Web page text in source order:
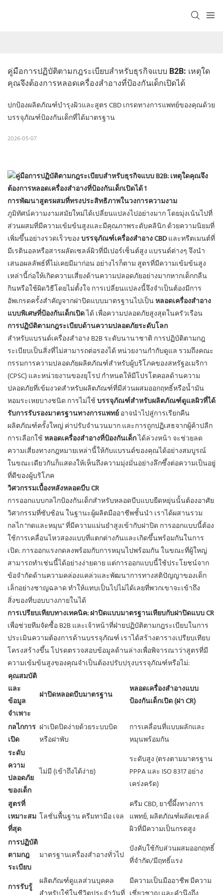
คู่มือการปฏิบัติตามกฎระเบียบสำหรับธุรกิจแบบ B2B: เหตุใด
คุณจึงต้องการหลอดเครื่องสำอางที่ป้องกันเด็กเปิดได้
ปกป้องผลิตภัณฑ์บำรุงผิวและสูตร CBD เกรดทางการแพทย์ของคุณด้วย
บรรจุภัณฑ์ป้องกันเด็กที่ได้มาตรฐาน
2026-05-07
การพัฒนาสูตรผสมที่ทรงประสิทธิภาพในวงการความงาม
ภูมิทัศน์ความงามสมัยใหม่ได้เปลี่ยนแปลงไปอย่างมาก โดยมุ่งเน้นไปที่
ส่วนผสมที่มีความเข้มข้นสูงและมีคุณภาพระดับคลินิก ด้วยความนิยมที่
เพิ่มขึ้นอย่างรวดเร็วของบรรจุภัณฑ์เครื่องสำอาง CBDและทรีตเมนต์ที่
มีเรตินอลหรือสารผลัดเซลล์ผิวที่มีเปอร์เซ็นต์สูง แบรนด์ต่างๆ จึงนำ
เสนอผลลัพธ์ที่ไม่เคยมีมาก่อน อย่างไรก็ตาม สูตรที่มีความเข้มข้นสูง
เหล่านี้ก่อให้เกิดความเสี่ยงด้านความปลอดภัยอย่างมากหากเด็กกลืน
กินหรือใช้ผิดวิธีโดยไม่ตั้งใจ การเปลี่ยนแปลงนี้จึงจำเป็นต้องมีการ
อัพเกรดครั้งสำคัญจากฝาปิดแบบมาตรฐานไปเป็นหลอดเครื่องสำอาง
แบบพิเศษที่ป้องกันเด็กเปิดได้ เพื่อความปลอดภัยสูงสุดในครัวเรือน
การปฏิบัติตามกฎระเบียบด้านความปลอดภัยระดับโลก
สำหรับแบรนด์เครื่องสำอาง B2B ระดับนานาชาติ การปฏิบัติตามกฎ
ระเบียบเป็นสิ่งที่ไม่สามารถต่อรองได้ หน่วยงานกำกับดูแล รวมถึงคณะ
กรรมการความปลอดภัยผลิตภัณฑ์สำหรับผู้บริโภคของสหรัฐอเมริกา
(CPSC) และหน่วยงานของยุโรป กำหนดให้มีโปรโตคอลด้านความ
ปลอดภัยที่เข้มงวดสำหรับผลิตภัณฑ์ที่มีส่วนผสมออกฤทธิ์หรือน้ำมัน
หอมระเหยบางชนิด การไม่ใช้บรรจุภัณฑ์สำหรับผลิตภัณฑ์ดูแลผิวที่ได้
รับการรับรองมาตรฐานทางการแพทย์อาจนำไปสู่การเรียกคืน
ผลิตภัณฑ์ครั้งใหญ่ ค่าปรับจำนวนมาก และการถูกปฏิเสธจากผู้ค้าปลีก
การเลือกใช้หลอดเครื่องสำอางที่ป้องกันเด็กได้ล่วงหน้า จะช่วยลด
ความเสี่ยงทางกฎหมายเหล่านี้ให้กับแบรนด์ของคุณได้อย่างสมบูรณ์
ในขณะเดียวกันก็แสดงให้เห็นถึงความมุ่งมั่นอย่างลึกซึ้งต่อความเป็นอยู่
ที่ดีของผู้บริโภค
วิศวกรรมเบื้องหลังหลอดบีบ CR
การออกแบบกลไกป้องกันเด็กสำหรับหลอดบีบแบบยืดหยุ่นนั้นต้องอาศัย
วิศวกรรมที่ซับซ้อน ในฐานะผู้ผลิตมืออาชีพชั้นนำ เราได้ผสานรวม
กลไก "กดและหมุน" ที่มีความแม่นยำสูงเข้ากับฝาปิด การออกแบบนี้ต้อง
ใช้การเคลื่อนไหวสองแบบที่แตกต่างกันและเกิดขึ้นพร้อมกันในการ
เปิด: การออกแรงกดลงพร้อมกับการหมุนไปพร้อมกัน ในขณะที่ผู้ใหญ่
สามารถทำเช่นนี้ได้อย่างง่ายดาย แต่การออกแบบนี้ใช้ประโยชน์จาก
ข้อจำกัดด้านความคล่องแคล่วและพัฒนาการทางสติปัญญาของเด็ก
เล็กอย่างชาญฉลาด ทำให้แทบเป็นไปไม่ได้เลยที่พวกเขาจะเข้าถึง
สิ่งของที่บอบบางภายในได้
การเปรียบเทียบทางเทคนิค: ฝาปิดแบบมาตรฐานเทียบกับฝาปิดแบบ CR
เพื่อช่วยทีมจัดซื้อ B2B และเจ้าหน้าที่ฝ่ายปฏิบัติตามกฎระเบียบในการ
ประเมินความต้องการด้านบรรจุภัณฑ์ เราได้สร้างตารางเปรียบเทียบ
โครงสร้างขึ้น โปรดตรวจสอบข้อมูลด้านล่างเพื่อพิจารณาว่าสูตรที่มี
ความเข้มข้นสูงของคุณจำเป็นต้องปรับปรุงบรรจุภัณฑ์หรือไม่:
คุณสมบัติ
และ
ข้อมูล
จำเพาะ
ฝาปิดหลอดบีบมาตรฐาน
หลอดเครื่องสำอางแบบ
ป้องกันเด็กเปิด (ฝา CR)
กลไกการ
เปิด
ฝาเปิดปิดง่ายด้วยระบบบิด
หรือฝาพับ
การเคลื่อนที่แบบผลักและ
หมุนพร้อมกัน
ระดับ
ความ
ปลอดภัย
ของเด็ก
ไม่มี (เข้าถึงได้ง่าย)
ระดับสูง (ตรงตามมาตรฐาน
PPPA และ ISO 8317 อย่าง
เคร่งครัด)
สูตรที่
เหมาะสม
ที่สุด
โลชั่นพื้นฐาน ครีมทามือ เจล
ครีม CBD, ยาขี้ผึ้งทางการ
แพทย์, ผลิตภัณฑ์ผลัดเซลล์
ผิวที่มีความเป็นกรดสูง
การปฏิบัติ
ตามกฎ
ระเบียบ
มาตรฐานเครื่องสำอางทั่วไป
บังคับใช้กับส่วนผสมออกฤทธิ์
ที่จำกัด/มีฤทธิ์แรง
การรับรู้
ผลิตภัณฑ์ดูแลส่วนบุคคล
มีความเป็นมืออาชีพ มีความ